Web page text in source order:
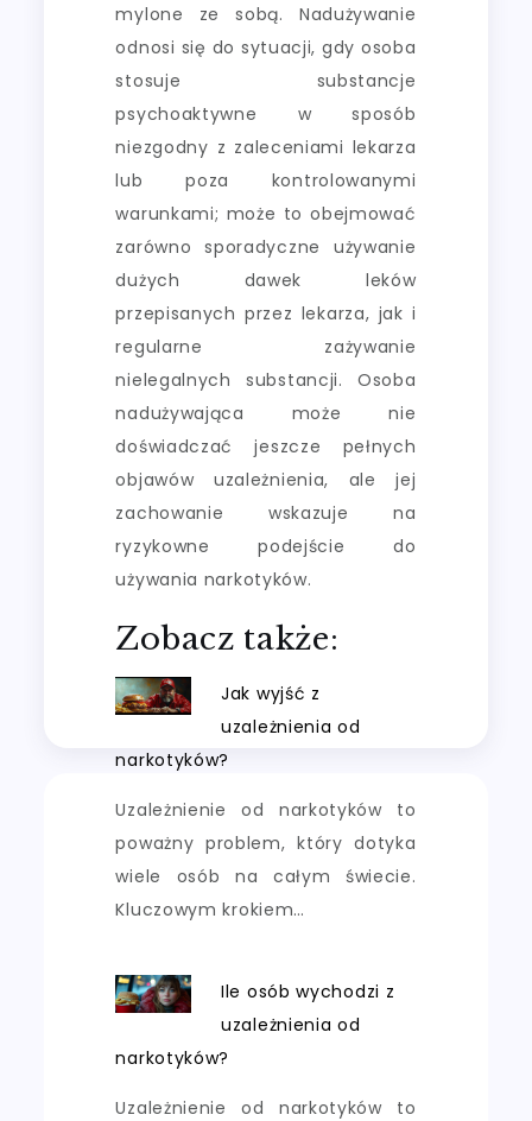
mylone ze sobą. Nadużywanie
odnosi się do sytuacji, gdy osoba
stosuje substancje
psychoaktywne w sposób
niezgodny z zaleceniami lekarza
lub poza kontrolowanymi
warunkami; może to obejmować
zarówno sporadyczne używanie
dużych dawek leków
przepisanych przez lekarza, jak i
regularne zażywanie
nielegalnych substancji. Osoba
nadużywająca może nie
doświadczać jeszcze pełnych
objawów uzależnienia, ale jej
zachowanie wskazuje na
ryzykowne podejście do
używania narkotyków.
Zobacz także:
Jak wyjść z
uzależnienia od
narkotyków?
Uzależnienie od narkotyków to
poważny problem, który dotyka
wiele osób na całym świecie.
Kluczowym krokiem…
Ile osób wychodzi z
uzależnienia od
narkotyków?
Uzależnienie od narkotyków to